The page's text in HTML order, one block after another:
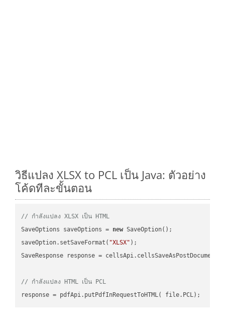
วิธีแปลง XLSX to PCL เป็น Java: ตัวอย่าง
โค้ดทีละขั้นตอน
// กำลังแปลง XLSX เป็น HTML
SaveOptions saveOptions = new SaveOption();
saveOption.setSaveFormat( "XLSX" );
SaveResponse response =
// กำลังแปลง HTML เป็น PCL